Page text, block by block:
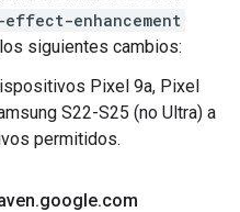
enhancement
siguientes cambios:
Pixel 9a, Pixel
S22-S25 (no Ultra) a
permitidos.
.google.com